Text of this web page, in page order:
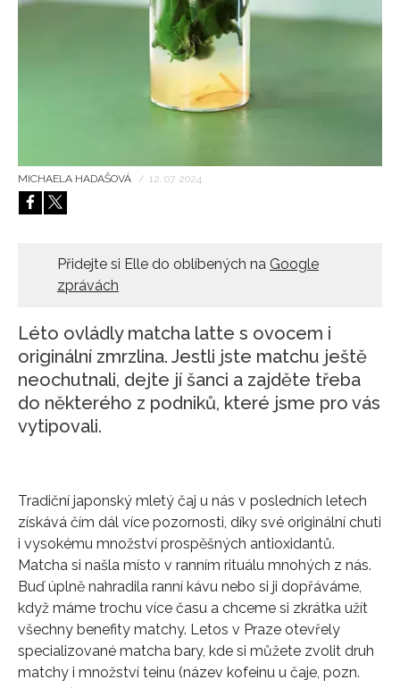
MICHAELA HADAŠOVÁ / 12. 07. 2024
Přidejte si Elle do oblíbených na Google
zprávách
Léto ovládly matcha latte s ovocem i
originální zmrzlina. Jestli jste matchu ještě
neochutnali, dejte jí šanci a zajděte třeba
do některého z podniků, které jsme pro vás
vytipovali.
Tradiční japonský mletý čaj u nás v posledních letech
získává čím dál více pozornosti, díky své originální chuti
i vysokému množství prospěšných antioxidantů.
Matcha si našla místo v ranním rituálu mnohých z nás.
Buď úplně nahradila ranní kávu nebo si ji dopřáváme,
když máme trochu více času a chceme si zkrátka užít
všechny benefity matchy. Letos v Praze otevřely
specializované matcha bary, kde si můžete zvolit druh
matchy i množství teinu (název kofeinu u čaje, pozn.